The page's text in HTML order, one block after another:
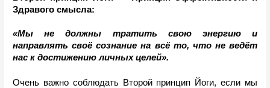
Здравого смысла:
«Мы не должны тратить свою энергию и
направлять своё сознание на всё то, что не ведёт
нас к достижению личных целей».
Очень важно соблюдать Второй принцип Йоги, если мы